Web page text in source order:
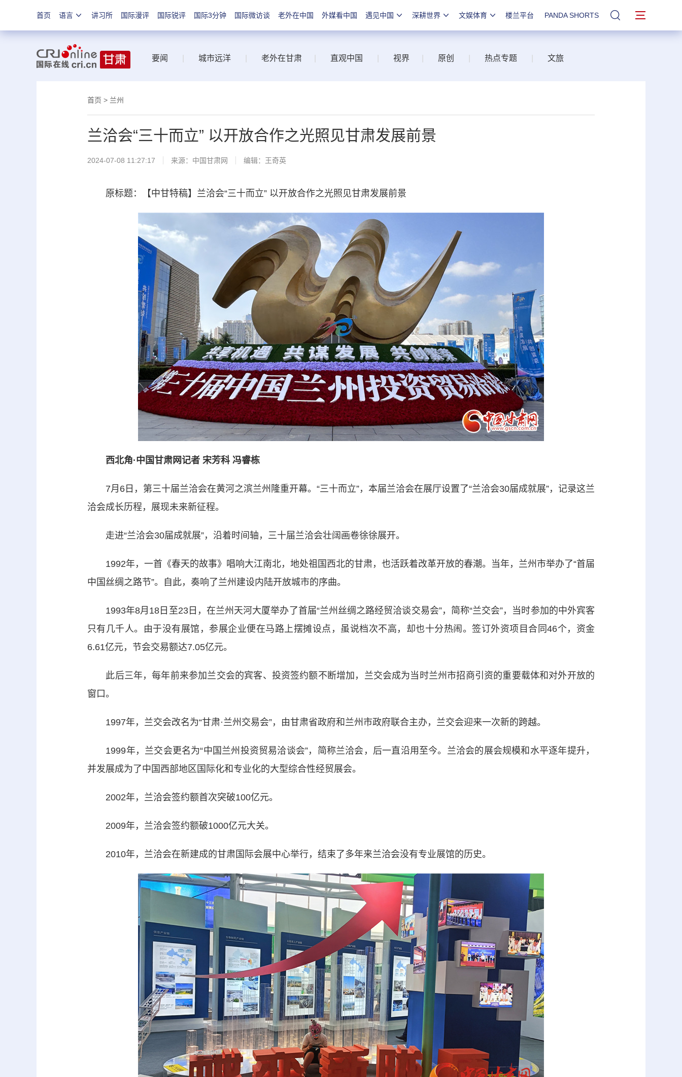
首页 语言 讲习所 国际漫评 国际锐评 国际3分钟 国际微访谈 老外在中国 外媒看中国 遇见中国 深耕世界 文娱体育 楼兰平台 PANDA SHORTS 站内搜索
要闻 城市远洋 老外在甘肃 直观中国 视界 原创 热点专题 文旅
首页 > 兰州
兰洽会“三十而立” 以开放合作之光照见甘肃发展前景
2024-07-08 11:27:17 来源： 中国甘肃网 编辑：王奇英
原标题：【中甘特稿】兰洽会“三十而立” 以开放合作之光照见甘肃发展前景
西北角·中国甘肃网记者 宋芳科 冯睿栋
7月6日，第三十届兰洽会在黄河之滨兰州隆重开幕。“三十而立”，本届兰洽会在展厅设置了“兰洽会30届成就展”，记录这兰
洽会成长历程，展现未来新征程。
走进“兰洽会30届成就展”，沿着时间轴，三十届兰洽会壮阔画卷徐徐展开。
1992年，一首《春天的故事》唱响大江南北，地处祖国西北的甘肃，也活跃着改革开放的春潮。当年，兰州市举办了“首届
中国丝绸之路节”。自此，奏响了兰州建设内陆开放城市的序曲。
1993年8月18日至23日，在兰州天河大厦举办了首届“兰州丝绸之路经贸洽谈交易会”，简称“兰交会”，当时参加的中外宾客
只有几千人。由于没有展馆，参展企业便在马路上摆摊设点，虽说档次不高，却也十分热闹。签订外资项目合同46个，资金
6.61亿元，节会交易额达7.05亿元。
此后三年，每年前来参加兰交会的宾客、投资签约额不断增加，兰交会成为当时兰州市招商引资的重要载体和对外开放的
窗口。
1997年，兰交会改名为“甘肃·兰州交易会”，由甘肃省政府和兰州市政府联合主办，兰交会迎来一次新的跨越。
1999年，兰交会更名为“中国兰州投资贸易洽谈会”，简称兰洽会，后一直沿用至今。兰洽会的展会规模和水平逐年提升，
并发展成为了中国西部地区国际化和专业化的大型综合性经贸展会。
2002年，兰洽会签约额首次突破100亿元。
2009年，兰洽会签约额破1000亿元大关。
2010年，兰洽会在新建成的甘肃国际会展中心举行，结束了多年来兰洽会没有专业展馆的历史。